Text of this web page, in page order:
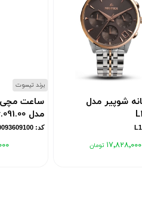
شوپیر مدل
۱۷٬۸۲۸٬۰۰۰
برند تیسوت
ساعت مچی
مدل T140.009.36.091.00
کد: T1400093609100